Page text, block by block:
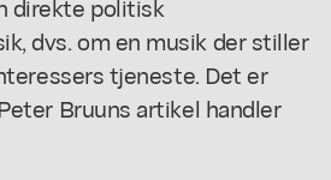
dvs. om en musik der stiller
tjeneste. Det er
Bruuns artikel handler